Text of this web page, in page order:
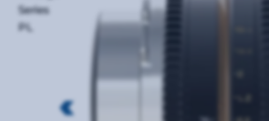
Series
PL